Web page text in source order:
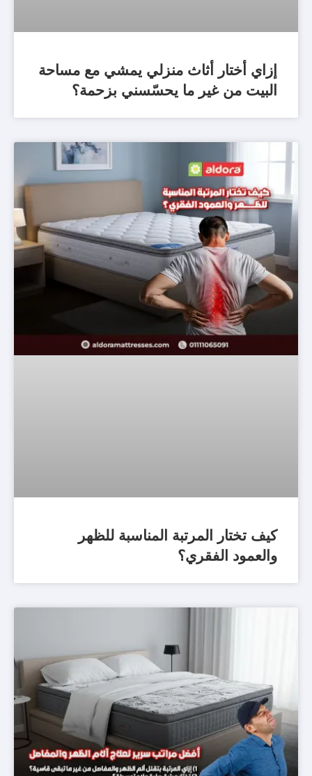
إزاي أختار أثاث منزلي يمشي مع مساحة
البيت من غير ما يحسّسني بزحمة؟
كيف تختار المرتبة المناسبة للظهر
والعمود الفقري؟